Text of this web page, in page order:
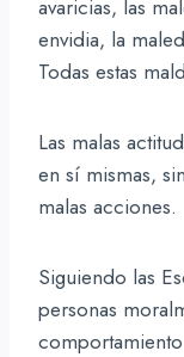
avaricias, las
envidia, la
Todas estas
Las malas
en sí mismas,
malas acciones.
Siguiendo las
personas